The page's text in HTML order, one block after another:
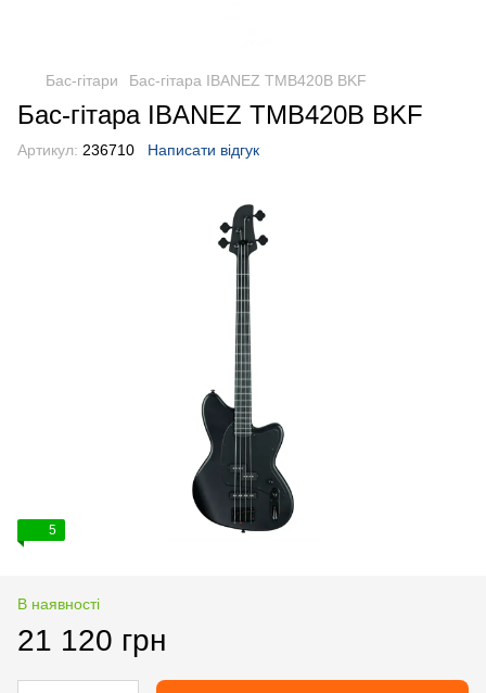
Бас-гітари Бас-гітара IBANEZ TMB420B BKF
Бас-гітара IBANEZ TMB420B BKF
Артикул: 236710 Написати відгук
5
В наявності
21 120 грн